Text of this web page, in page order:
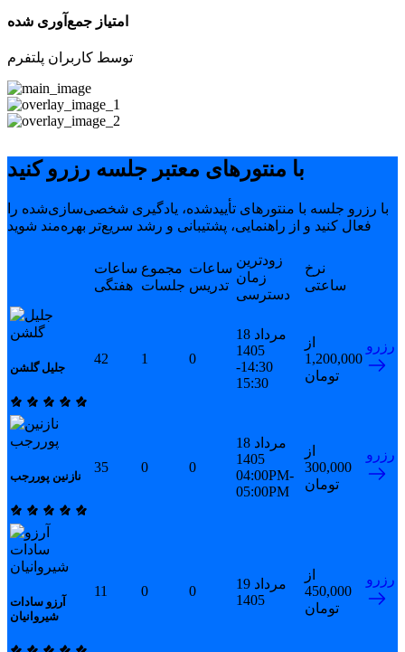
امتیاز جمع‌آوری شده
توسط کاربران پلتفرم
با منتورهای معتبر جلسه رزرو کنید
با رزرو جلسه با منتورهای تأییدشده، یادگیری شخصی‌سازی‌شده را
فعال کنید و از راهنمایی، پشتیبانی و رشد سریع‌تر بهره‌مند شوید
ساعات
هفتگی
مجموع
جلسات
ساعات
تدریس
زودترین
زمان
دسترسی
نرخ
ساعتی
جلیل گلشن
42 1 0
18 مرداد
1405
14:30-
15:30
از
1,200,000
تومان
رزرو
نازنین پوررجب
35 0 0
18 مرداد
1405
04:00PM-
05:00PM
از
300,000
تومان
رزرو
آرزو سادات
شیروانیان
11 0 0
19 مرداد
1405
از
450,000
تومان
رزرو